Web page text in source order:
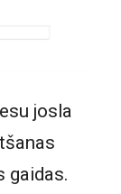
josla
gaidas.